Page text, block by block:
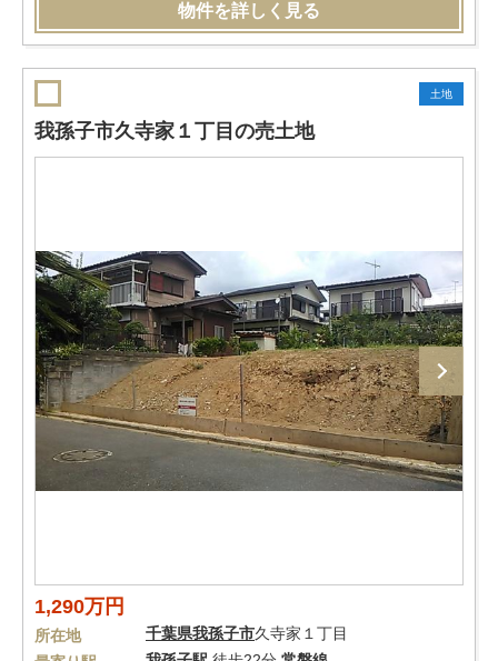
物件を詳しく見る
土地
我孫子市久寺家１丁目の売土地
1,290万円
所在地 千葉県我孫子市久寺家１丁目